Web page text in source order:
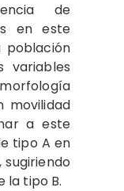
de
en este
población
variables
movilidad
a este
tipo A en
la tipo B.